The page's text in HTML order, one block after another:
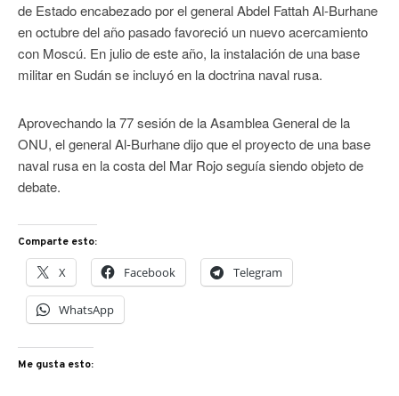
de Estado encabezado por el general Abdel Fattah Al-Burhane
en octubre del año pasado favoreció un nuevo acercamiento
con Moscú. En julio de este año, la instalación de una base
militar en Sudán se incluyó en la doctrina naval rusa.
Aprovechando la 77 sesión de la Asamblea General de la
ONU, el general Al-Burhane dijo que el proyecto de una base
naval rusa en la costa del Mar Rojo seguía siendo objeto de
debate.
Comparte esto:
X Facebook Telegram
WhatsApp
Me gusta esto: